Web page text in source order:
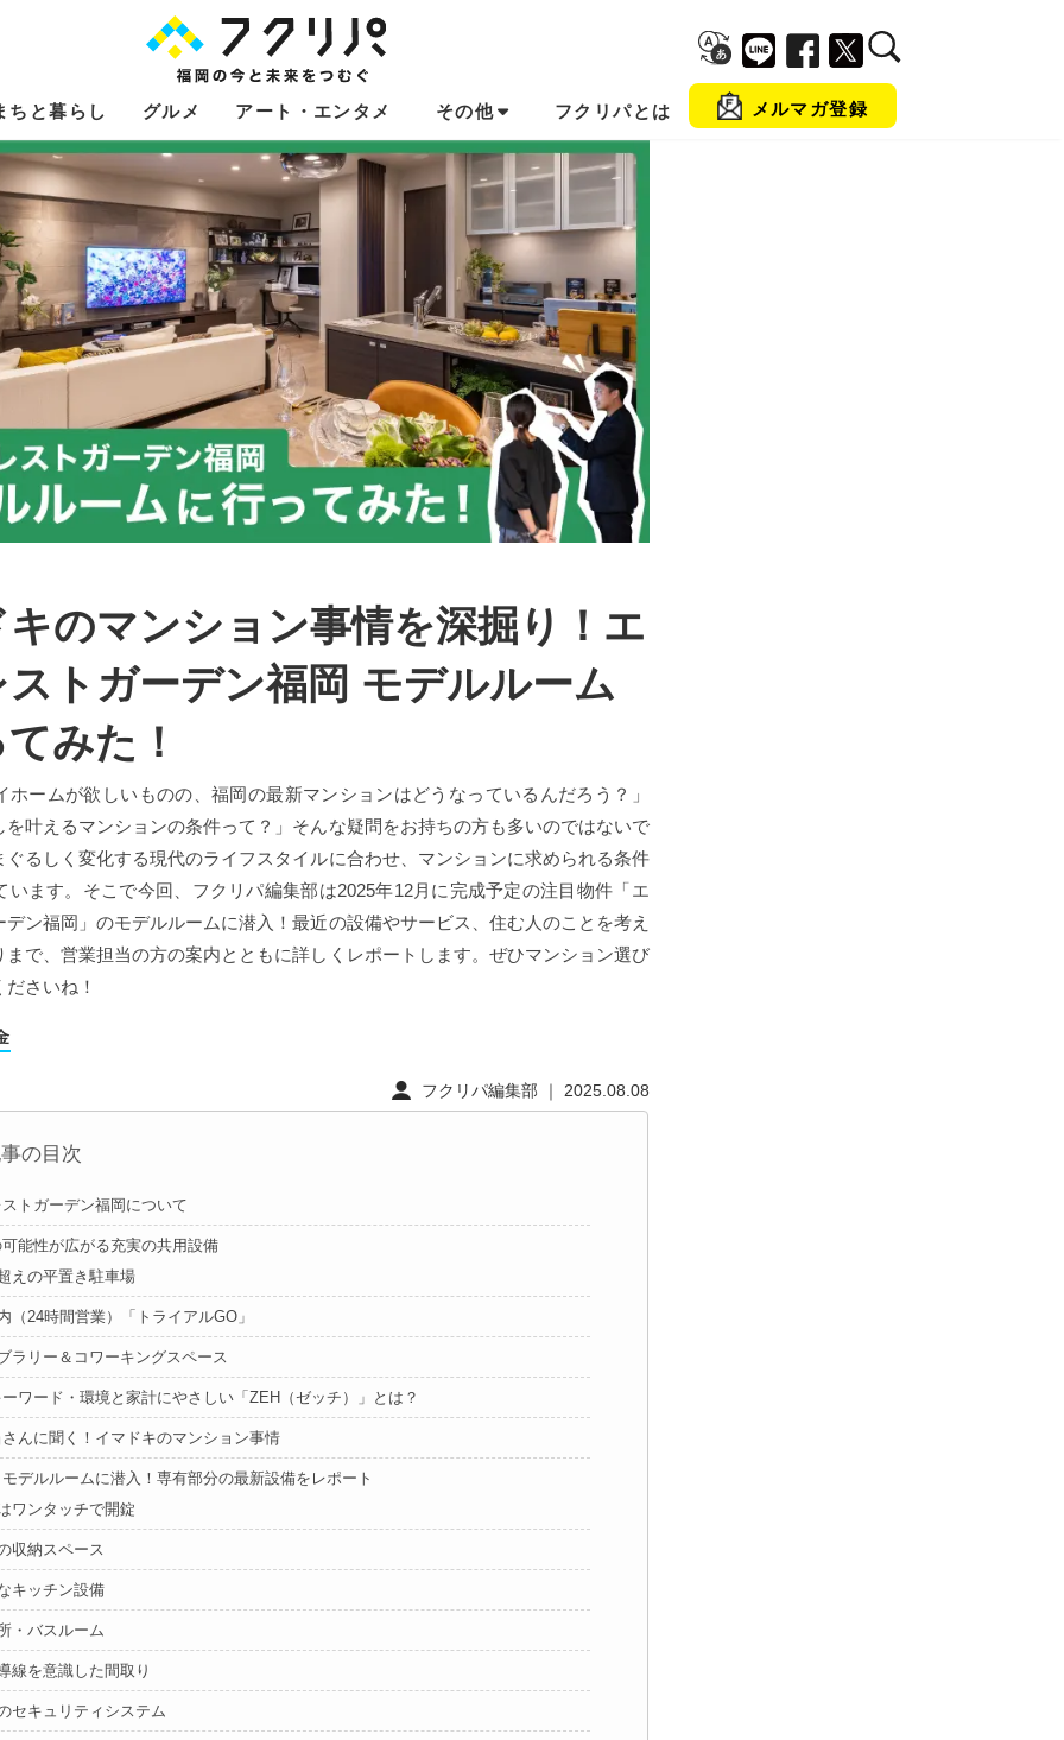
ちと暮らし グルメ アート・エンタメ その他
これからのお金
福岡あるある
連載
不動産コラム
フクリパとは メルマガ登録
のマンション事情を深掘り！エ
トガーデン福岡 モデルルーム
みた！
ホームが欲しいものの、福岡の最新マンションはどうなっているんだろう？」
を叶えるマンションの条件って？」そんな疑問をお持ちの方も多いのではないで
ぐるしく変化する現代のライフスタイルに合わせ、マンションに求められる条件
います。そこで今回、フクリパ編集部は2025年12月に完成予定の注目物件「エ
デン福岡」のモデルルームに潜入！最近の設備やサービス、住む人のことを考え
まで、営業担当の方の案内とともに詳しくレポートします。ぜひマンション選び
さいね！
フクリパ編集部 ｜ 2025.08.08
の目次
トガーデン福岡について
能性が広がる充実の共用設備
えの平置き駐車場
（24時間営業）「トライアルGO」
ラリー＆コワーキングスペース
ワード・環境と家計にやさしい「ZEH（ゼッチ）」とは？
んに聞く！イマドキのマンション事情
デルルームに潜入！専有部分の最新設備をレポート
ワンタッチで開錠
収納スペース
キッチン設備
・バスルーム
線を意識した間取り
セキュリティシステム